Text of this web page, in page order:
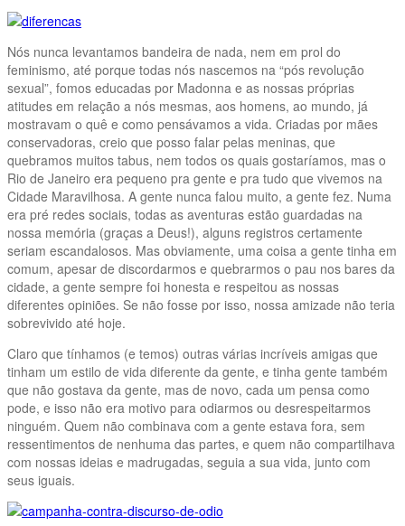
Nós nunca levantamos bandeira de nada, nem em prol do
feminismo, até porque todas nós nascemos na “pós revolução
sexual”, fomos educadas por Madonna e as nossas próprias
atitudes em relação a nós mesmas, aos homens, ao mundo, já
mostravam o quê e como pensávamos a vida. Criadas por mães
conservadoras, creio que posso falar pelas meninas, que
quebramos muitos tabus, nem todos os quais gostaríamos, mas o
Rio de Janeiro era pequeno pra gente e pra tudo que vivemos na
Cidade Maravilhosa. A gente nunca falou muito, a gente fez. Numa
era pré redes sociais, todas as aventuras estão guardadas na
nossa memória (graças a Deus!), alguns registros certamente
seriam escandalosos. Mas obviamente, uma coisa a gente tinha em
comum, apesar de discordarmos e quebrarmos o pau nos bares da
cidade, a gente sempre foi honesta e respeitou as nossas
diferentes opiniões. Se não fosse por isso, nossa amizade não teria
sobrevivido até hoje.
Claro que tínhamos (e temos) outras várias incríveis amigas que
tinham um estilo de vida diferente da gente, e tinha gente também
que não gostava da gente, mas de novo, cada um pensa como
pode, e isso não era motivo para odiarmos ou desrespeitarmos
ninguém. Quem não combinava com a gente estava fora, sem
ressentimentos de nenhuma das partes, e quem não compartilhava
com nossas ideias e madrugadas, seguia a sua vida, junto com
seus iguais.